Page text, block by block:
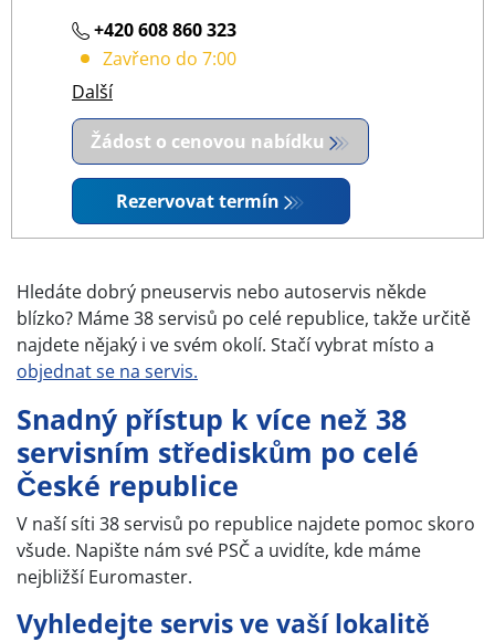
+420 608 860 323
Zavřeno do 7:00
Další
Žádost o cenovou nabídku
Rezervovat termín
Hledáte dobrý pneuservis nebo autoservis někde
blízko? Máme 38 servisů po celé republice, takže určitě
najdete nějaký i ve svém okolí. Stačí vybrat místo a
objednat se na servis.
Snadný přístup k více než 38
servisním střediskům po celé
České republice
V naší síti 38 servisů po republice najdete pomoc skoro
všude. Napište nám své PSČ a uvidíte, kde máme
nejbližší Euromaster.
Vyhledejte servis ve vaší lokalitě